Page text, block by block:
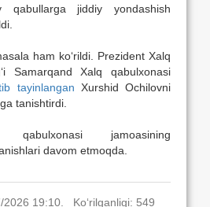
qabullarga jiddiy yondashish
ham ko‘rildi. Prezident Xalq
Samarqand Xalq qabulxonasi
tayinlangan Xurshid Ochilovni
tanishtirdi.
jamoasining
davom etmoqda.
2026 19:10. Ko‘rilganligi: 549